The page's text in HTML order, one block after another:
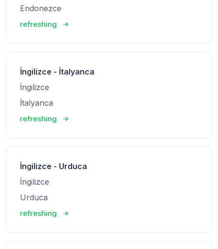
Endonezce
refreshing
İngilizce - İtalyanca
İngilizce
İtalyanca
refreshing
İngilizce - Urduca
İngilizce
Urduca
refreshing